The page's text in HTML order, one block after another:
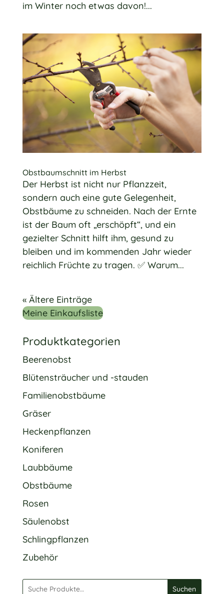
im Winter noch etwas davon!...
Obstbaumschnitt im Herbst
Der Herbst ist nicht nur Pflanzzeit,
sondern auch eine gute Gelegenheit,
Obstbäume zu schneiden. Nach der Ernte
ist der Baum oft „erschöpft“, und ein
gezielter Schnitt hilft ihm, gesund zu
bleiben und im kommenden Jahr wieder
reichlich Früchte zu tragen. ✅ Warum...
« Ältere Einträge
Meine Einkaufsliste
Produktkategorien
Beerenobst
Blütensträucher und -stauden
Familienobstbäume
Gräser
Heckenpflanzen
Koniferen
Laubbäume
Obstbäume
Rosen
Säulenobst
Schlingpflanzen
Zubehör
Suchen